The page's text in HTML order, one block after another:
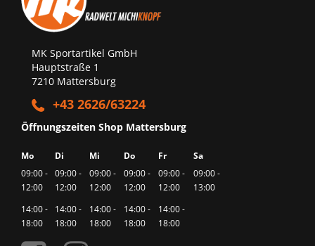
MK Sportartikel GmbH
Hauptstraße 1
7210 Mattersburg
+43 2626/63224
Öffnungszeiten Shop Mattersburg
Mo Di Mi Do Fr
Sa
09:00 -
12:00
09:00 -
12:00
09:00 -
12:00
09:00 -
12:00
09:00 -
12:00
09:00 -
13:00
14:00 -
18:00
14:00 -
18:00
14:00 -
18:00
14:00 -
18:00
14:00 -
18:00